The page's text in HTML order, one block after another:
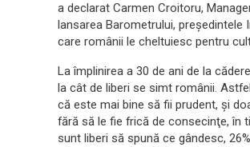
a declarat Carmen Croitoru,
lansarea Barometrului, preşedintele
care românii le cheltuiesc pentru
La împlinirea a 30 de ani de la
la cât de liberi se simt românii.
că este mai bine să fii prudent, şi
fără să le fie frică de consecinţe, în
sunt liberi să spună ce gândesc,